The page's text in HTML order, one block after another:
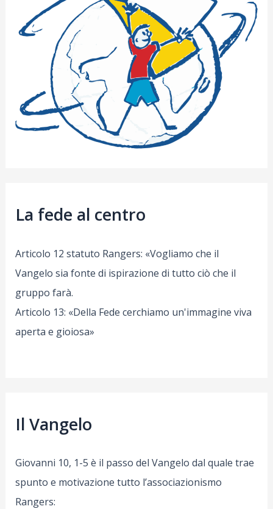
La fede al centro
Articolo 12 statuto Rangers: «Vogliamo che il
Vangelo sia fonte di ispirazione di tutto ciò che il
gruppo farà.
Articolo 13: «Della Fede cerchiamo un'immagine viva
aperta e gioiosa»
Il Vangelo
Giovanni 10, 1-5 è il passo del Vangelo dal quale trae
spunto e motivazione tutto l’associazionismo
Rangers: